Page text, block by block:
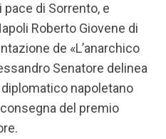
Co-direttrice della
di Sorrento, e
Roberto Giovene di
de «L’anarchico
Senatore delinea
napoletano
del premio